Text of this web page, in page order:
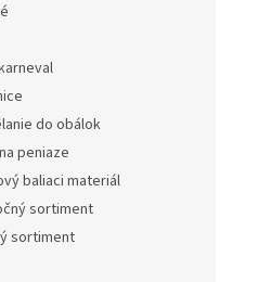
do obálok
peniaze
baliaci materiál
sortiment
sortiment